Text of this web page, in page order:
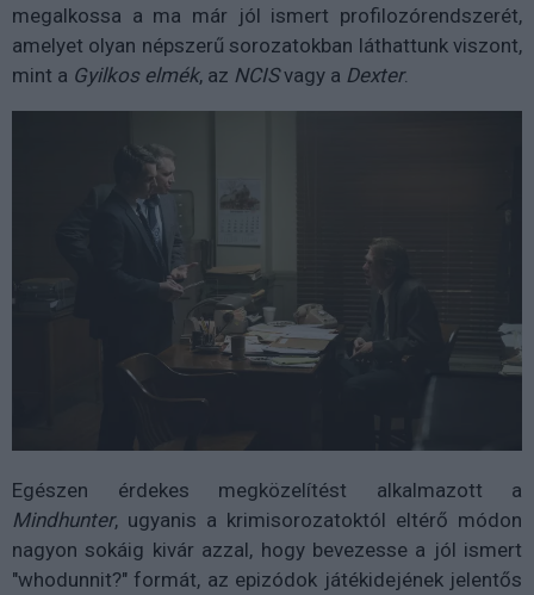
megalkossa a ma már jól ismert profilozórendszerét,
amelyet olyan népszerű sorozatokban láthattunk viszont,
mint a Gyilkos elmék, az NCISvagy a Dexter.
Egészen érdekes megközelítést alkalmazott a
Mindhunter, ugyanis a krimisorozatoktól eltérő módon
nagyon sokáig kivár azzal, hogy bevezesse a jól ismert
"whodunnit?" formát, az epizódok játékidejének jelentős